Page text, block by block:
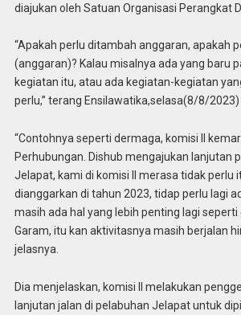
diajukan oleh Satuan Organisasi Perangkat
“Apakah perlu ditambah anggaran, apakah
(anggaran)? Kalau misalnya ada yang baru
kegiatan itu, atau ada kegiatan-kegiatan
perlu,” terang Ensilawatika,selasa(8/8/2023)
“Contohnya seperti dermaga, komisi II
Perhubungan. Dishub mengajukan lanjutan
Jelapat, kami di komisi II merasa tidak perlu
dianggarkan di tahun 2023, tidap perlu lagi
masih ada hal yang lebih penting lagi seperti
Garam, itu kan aktivitasnya masih berjalan
jelasnya.
Dia menjelaskan, komisi II melakukan
lanjutan jalan di pelabuhan Jelapat untuk